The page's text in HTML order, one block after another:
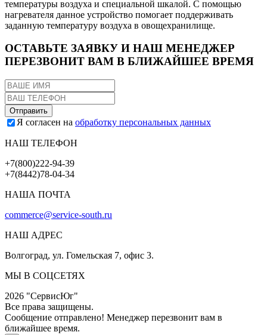
температуры воздуха и специальной шкалой. С помощью
нагревателя данное устройство помогает поддерживать
заданную температуру воздуха в овощехранилище.
ОСТАВЬТЕ ЗАЯВКУ И НАШ МЕНЕДЖЕР
ПЕРЕЗВОНИТ ВАМ В БЛИЖАЙШЕЕ ВРЕМЯ
Я согласен на обработку персональных данных
НАШ ТЕЛЕФОН
+7(800)222-94-39
+7(8442)78-04-34
НАША ПОЧТА
commerce@service-south.ru
НАШ АДРЕС
Волгоград, ул. Гомельская 7, офис 3.
МЫ В СОЦСЕТЯХ
2026 "СервисЮг"
Все права защищены.
Сообщение отправлено! Менеджер перезвонит вам в
ближайшее время.